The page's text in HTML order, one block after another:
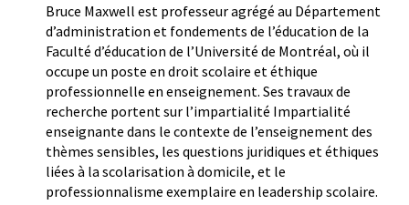
Bruce Maxwell est professeur agrégé au Département
d’administration et fondements de l’éducation de la
Faculté d’éducation de l’Université de Montréal, où il
occupe un poste en droit scolaire et éthique
professionnelle en enseignement. Ses travaux de
recherche portent sur l’impartialité Impartialité
enseignante dans le contexte de l’enseignement des
thèmes sensibles, les questions juridiques et éthiques
liées à la scolarisation à domicile, et le
professionnalisme exemplaire en leadership scolaire.